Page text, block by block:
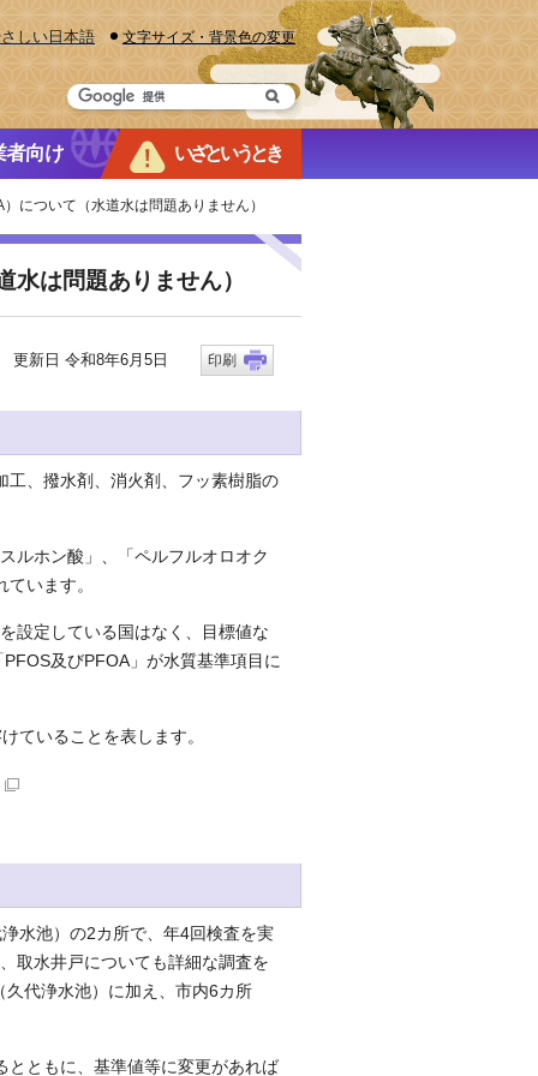
しい日本語 文字サイズ・背景色の変更
者向け いざというとき
について（水道水は問題ありません）
は問題ありません）
新日 令和8年6月5日 印刷
、撥水剤、消火剤、フッ素樹脂の
ルホン酸」、「ペルフルオロオク
います。
設定している国はなく、目標値な
及びPFOA」が水質基準項目に
いることを表します。
水池）の2カ所で、年4回検査を実
取水井戸についても詳細な調査を
代浄水池）に加え、市内6カ所
ともに、基準値等に変更があれば